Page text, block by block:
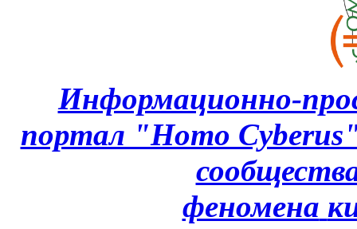
Информационно-
портал "Homo
феномена